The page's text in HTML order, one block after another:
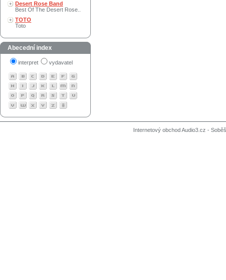
Desert Rose Band
Best Of The Desert Rose..
TOTO
Toto
Abecední index
interpret vydavatel
Internetový obchod Audio3.cz -